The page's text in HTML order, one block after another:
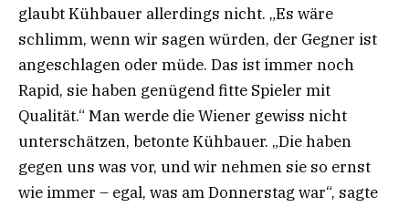
glaubt Kühbauer allerdings nicht. „Es wäre
schlimm, wenn wir sagen würden, der Gegner ist
angeschlagen oder müde. Das ist immer noch
Rapid, sie haben genügend fitte Spieler mit
Qualität.“ Man werde die Wiener gewiss nicht
unterschätzen, betonte Kühbauer. „Die haben
gegen uns was vor, und wir nehmen sie so ernst
wie immer – egal, was am Donnerstag war“, sagte